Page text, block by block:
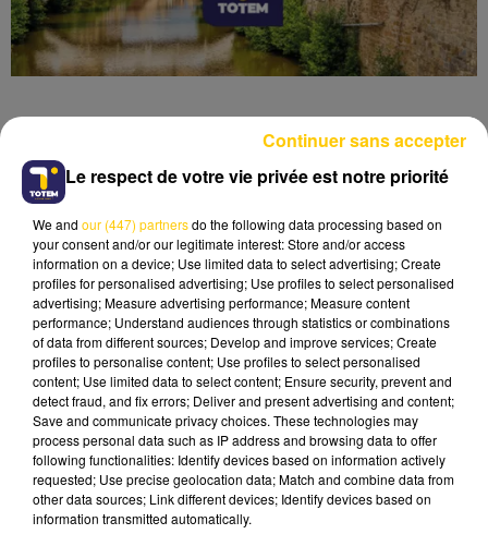
4 juin 2026 - 4 min 6 sec
L'INFO DU NORD DU LOT DU 04/06/26
À 08H00
Ecoutez sur Totem l'information à Tulle, Brive,
dans le Nord du Lot et le pays sarladais avec les
reportages de nos journalistes sur le terrain.
Le respect de votre vie privée est notre priorité
We and our (447) partnersdo the following data processing based on
your consent and/or our legitimate interest: Store and/or access
information on a device; Use limited data to select advertising; Create
profiles for personalised advertising; Use profiles to select personalised
advertising; Measure advertising performance; Measure content
performance; Understand audiences through statistics or combinations
of data from different sources; Develop and improve services; Create
profiles to personalise content; Use profiles to select personalised
content; Use limited data to select content; Ensure security, prevent and
detect fraud, and fix errors; Deliver and present advertising and content;
Save and communicate privacy choices. These technologies may
process personal data such as IP address and browsing data to offer
following functionalities: Identify devices based on information actively
requested; Use precise geolocation data; Match and combine data from
other data sources; Link different devices; Identify devices based on
information transmitted automatically.
Continuer sans accepter